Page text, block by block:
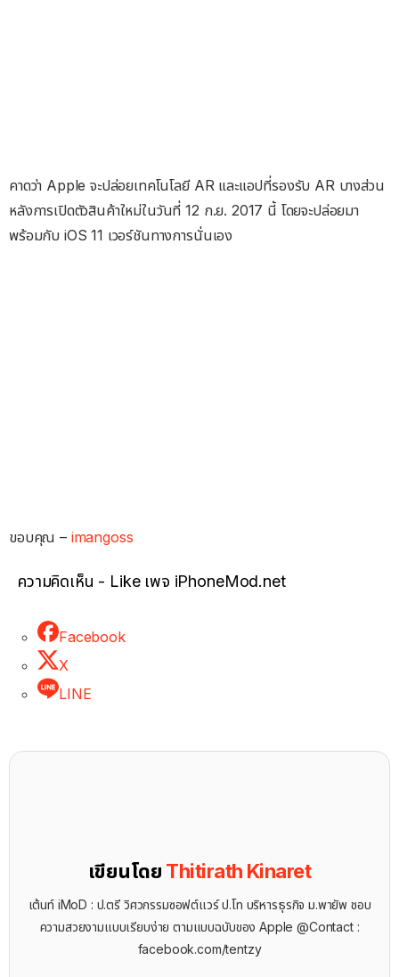
คาดว่า Apple จะปล่อยเทคโนโลยี AR และแอปที่รองรับ AR บางส่วน
หลังการเปิดตัวสินค้าใหม่ในวันที่ 12 ก.ย. 2017 นี้ โดยจะปล่อยมา
พร้อมกับ iOS 11 เวอร์ชันทางการนั่นเอง
ขอบคุณ – imangoss
ความคิดเห็น - Like เพจ iPhoneMod.net
Facebook
X
LINE
เขียนโดย Thitirath Kinaret
เต้นท์ iMoD : ป.ตรี วิศวกรรมซอฟต์แวร์ ป.โท บริหารธุรกิจ ม.พายัพ ชอบ
ความสวยงามแบบเรียบง่าย ตามแบบฉบับของ Apple @Contact :
facebook.com/tentzy